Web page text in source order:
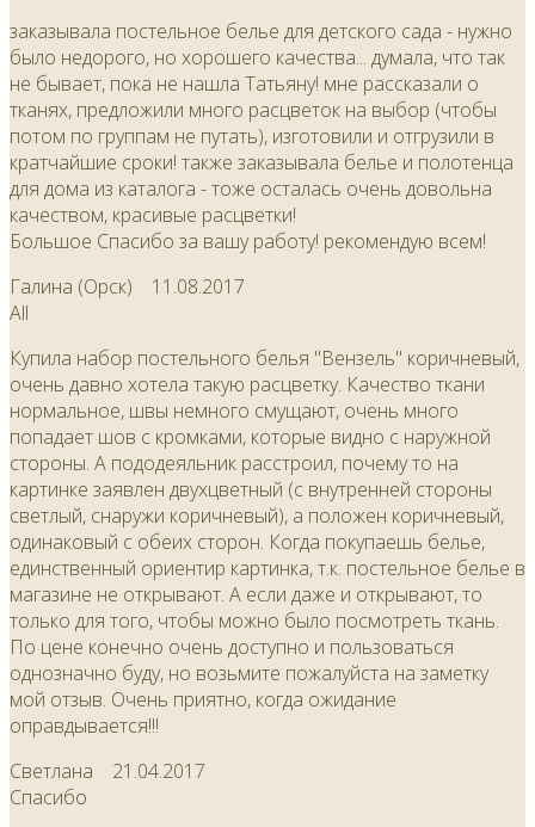
заказывала постельное белье для детского сада - нужно
было недорого, но хорошего качества... думала, что так
не бывает, пока не нашла Татьяну! мне рассказали о
тканях, предложили много расцветок на выбор (чтобы
потом по группам не путать), изготовили и отгрузили в
кратчайшие сроки! также заказывала белье и полотенца
для дома из каталога - тоже осталась очень довольна
качеством, красивые расцветки!
Большое Спасибо за вашу работу! рекомендую всем!
Галина (Орск) 11.08.2017
All
Купила набор постельного белья "Вензель" коричневый,
очень давно хотела такую расцветку. Качество ткани
нормальное, швы немного смущают, очень много
попадает шов с кромками, которые видно с наружной
стороны. А пододеяльник расстроил, почему то на
картинке заявлен двухцветный (с внутренней стороны
светлый, снаружи коричневый), а положен коричневый,
одинаковый с обеих сторон. Когда покупаешь белье,
единственный ориентир картинка, т.к. постельное белье в
магазине не открывают. А если даже и открывают, то
только для того, чтобы можно было посмотреть ткань.
По цене конечно очень доступно и пользоваться
однозначно буду, но возьмите пожалуйста на заметку
мой отзыв. Очень приятно, когда ожидание
оправдывается!!!
Светлана 21.04.2017
Спасибо